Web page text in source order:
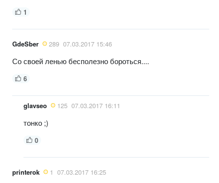
1
GdeSber 289 07.03.2017 15:46
Со своей ленью бесполезно бороться....
6
glavseo 125 07.03.2017 16:11
тонко ;)
0
printerok 1 07.03.2017 16:25